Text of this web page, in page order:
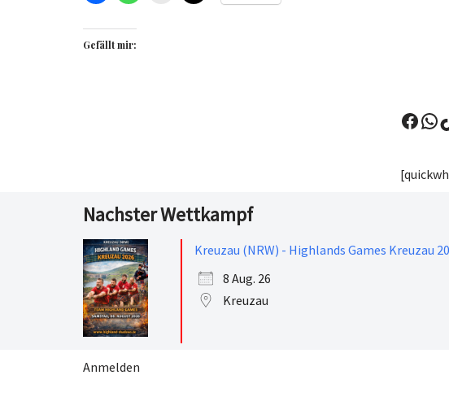
Gefällt mir:
Nachster Wettkampf
Kreuzau (NRW) - Highlands Games Kreuzau
8 Aug. 26
Kreuzau
Anmelden